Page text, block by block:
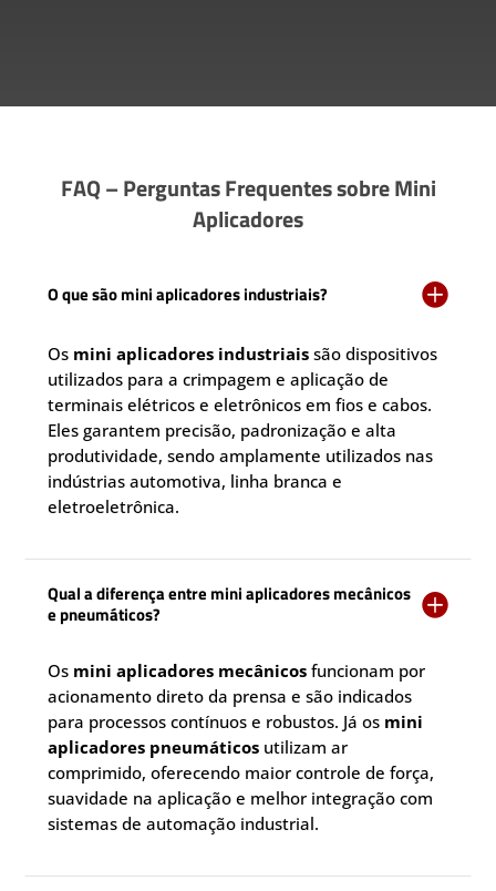
FAQ – Perguntas Frequentes sobre Mini
Aplicadores
O que são mini aplicadores industriais? 
Os mini aplicadores industriais são dispositivos
utilizados para a crimpagem e aplicação de
terminais elétricos e eletrônicos em fios e cabos.
Eles garantem precisão, padronização e alta
produtividade, sendo amplamente utilizados nas
indústrias automotiva, linha branca e
eletroeletrônica.
Qual a diferença entre mini aplicadores mecânicos
e pneumáticos?

Os mini aplicadores mecânicos funcionam por
acionamento direto da prensa e são indicados
para processos contínuos e robustos. Já os mini
aplicadores pneumáticos utilizam ar
comprimido, oferecendo maior controle de força,
suavidade na aplicação e melhor integração com
sistemas de automação industrial.